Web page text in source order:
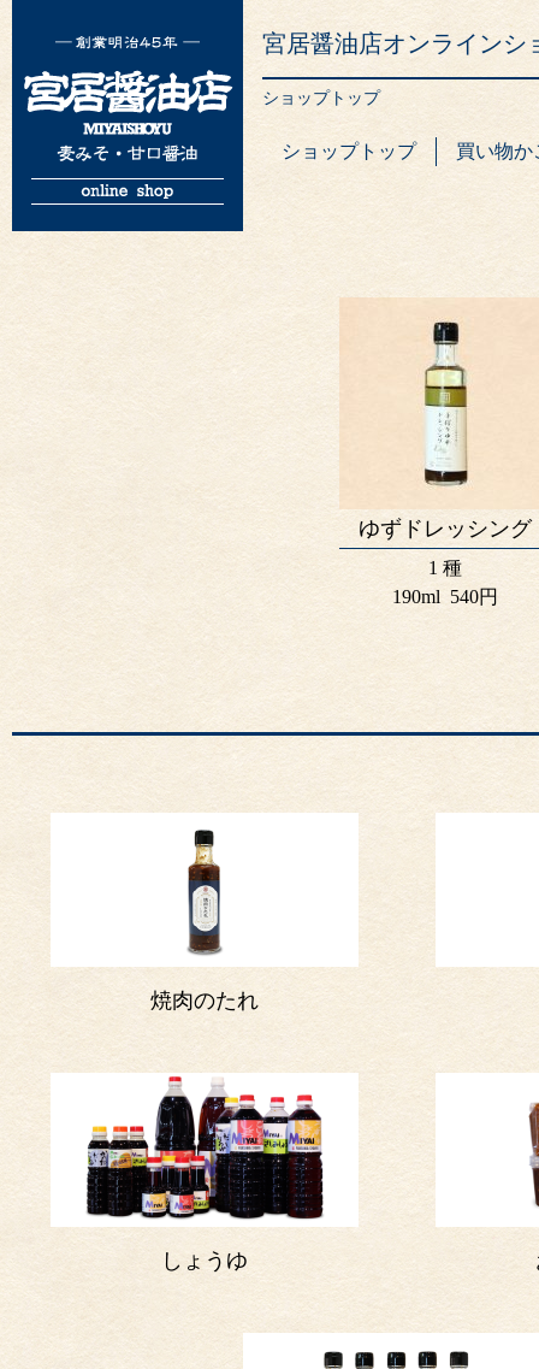
宮居醤油店オンラインシ
ショップトップ
ショップトップ 買い物か
ゆずドレッシング
1 種
190ml 540円
焼肉のたれ
しょうゆ